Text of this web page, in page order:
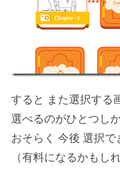
すると また選択する
選べるのがひとつし
おそらく 今後 選択で
（有料になるかもし